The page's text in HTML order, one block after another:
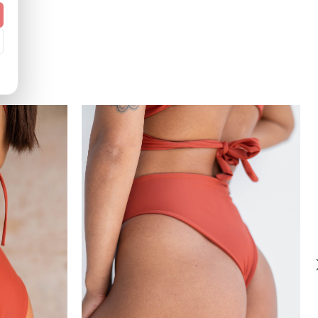
Tak
Polska
Bandeau (opaska)
20
0 0
bandeau będzie pasowała ba rozmiar 75h,lub jakiś inny
bodya.eu
07-22
Góra Bandeau w rozmiarze M powinna być
Prosze pamiętać że model bandeau to góra bez
i dodatkowej gumy. Jest to bardzo minimalistyczna góra